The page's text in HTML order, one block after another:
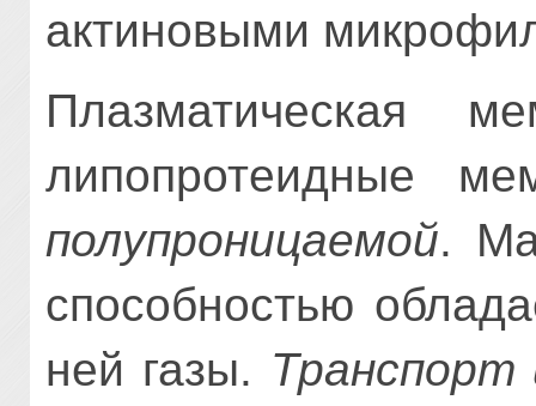
актиновыми
Плазматическая
липопротеидные
полупроницаемой.
способностью
ней газы. Транспорт